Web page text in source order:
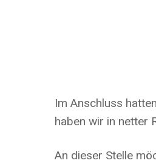
Im Anschluss
haben wir in netter
An dieser Stelle